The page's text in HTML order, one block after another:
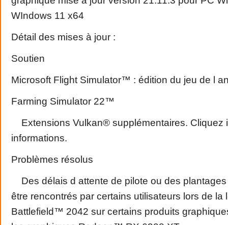
WIndows 11 x64
Détail des mises à jour :
Soutien
Microsoft Flight Simulator™ : édition du jeu de l
Farming Simulator 22™
Extensions Vulkan® supplémentaires. Cliquez
informations.
Problèmes résolus
Des délais d attente de pilote ou des
être rencontrés par certains utilisateurs lors de la
Battlefield™ 2042 sur certains produits